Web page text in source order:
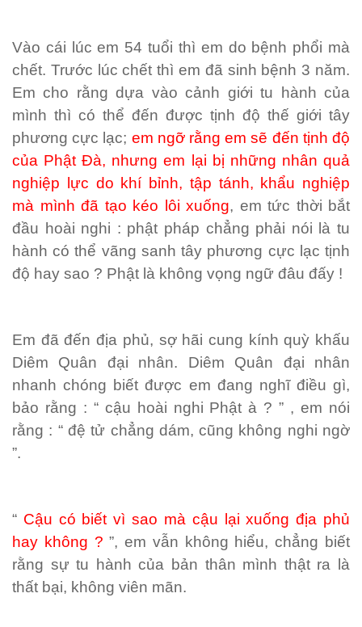
Vào cái lúc em 54 tuổi thì em do bệnh phổi mà
chết. Trước lúc chết thì em đã sinh bệnh 3 năm.
Em cho rằng dựa vào cảnh giới tu hành của
mình thì có thể đến được tịnh độ thế giới tây
phương cực lạc; em ngỡ rằng em sẽ đến tịnh độ
của Phật Đà, nhưng em lại bị những nhân quả
nghiệp lực do khí bỉnh, tập tánh, khẩu nghiệp
mà mình đã tạo kéo lôi xuống, em tức thời bắt
đầu hoài nghi : phật pháp chẳng phải nói là tu
hành có thể vãng sanh tây phương cực lạc tịnh
độ hay sao ? Phật là không vọng ngữ đâu đấy !
Em đã đến địa phủ, sợ hãi cung kính quỳ khấu
Diêm Quân đại nhân. Diêm Quân đại nhân
nhanh chóng biết được em đang nghĩ điều gì,
bảo rằng : “ cậu hoài nghi Phật à ? ” , em nói
rằng : “ đệ tử chẳng dám, cũng không nghi ngờ
”.
“ Cậu có biết vì sao mà cậu lại xuống địa phủ
hay không ?”, em vẫn không hiểu, chẳng biết
rằng sự tu hành của bản thân mình thật ra là
thất bại, không viên mãn.